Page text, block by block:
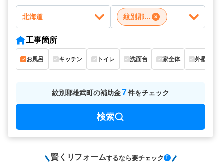
北海道 紋別郡雄武町
工事箇所
お風呂 キッチン トイレ 洗面台 家全体 外壁
紋別郡雄武町の補助金7件をチェック
検索
賢くリフォームするなら要チェック